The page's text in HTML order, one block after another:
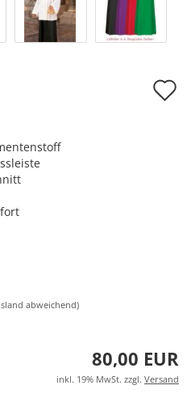
abweichend)
80,00 EUR
inkl. 19% MwSt. zzgl. Versand